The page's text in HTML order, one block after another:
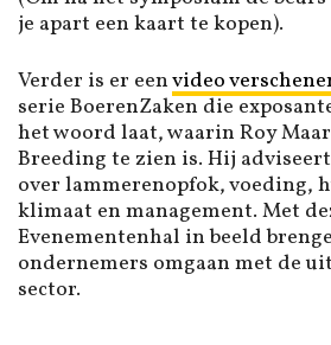
je apart een kaart te kopen).
Verder is er eenvideo
serie BoerenZaken die
het woord laat, waarin Roy
Breeding te zien is. Hij
over lammerenopfok, voeding,
klimaat en management. Met
Evenementenhal in beeld
ondernemers omgaan met de
sector.